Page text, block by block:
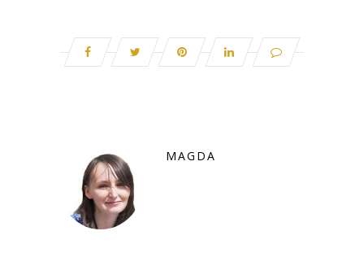
MAGDA